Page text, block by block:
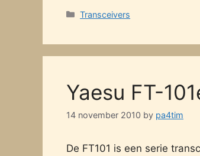
Categories
Transceivers
Yaesu FT-
14 november 2010 by pa4tim
De FT101 is een serie